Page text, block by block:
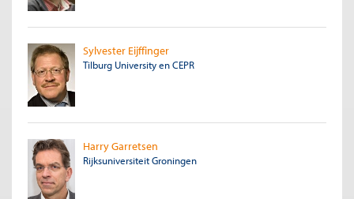
Sylvester Eijffinger
Tilburg University en CEPR
Harry Garretsen
Rijksuniversiteit Groningen